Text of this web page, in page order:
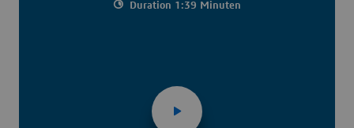
Duration 1:39 Minuten